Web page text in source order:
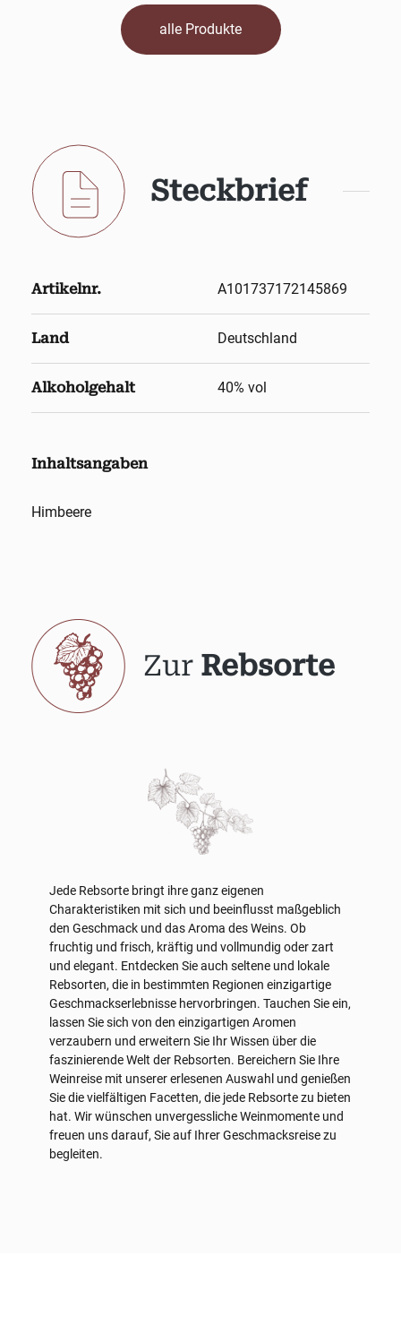
alle Produkte
Steckbrief
Artikelnr. A101737172145869
Land Deutschland
Alkoholgehalt 40% vol
Inhaltsangaben
Himbeere
Zur Rebsorte
Jede Rebsorte bringt ihre ganz eigenen
Charakteristiken mit sich und beeinflusst maßgeblich
den Geschmack und das Aroma des Weins. Ob
fruchtig und frisch, kräftig und vollmundig oder zart
und elegant. Entdecken Sie auch seltene und lokale
Rebsorten, die in bestimmten Regionen einzigartige
Geschmackserlebnisse hervorbringen. Tauchen Sie ein,
lassen Sie sich von den einzigartigen Aromen
verzaubern und erweitern Sie Ihr Wissen über die
faszinierende Welt der Rebsorten. Bereichern Sie Ihre
Weinreise mit unserer erlesenen Auswahl und genießen
Sie die vielfältigen Facetten, die jede Rebsorte zu bieten
hat. Wir wünschen unvergessliche Weinmomente und
freuen uns darauf, Sie auf Ihrer Geschmacksreise zu
begleiten.